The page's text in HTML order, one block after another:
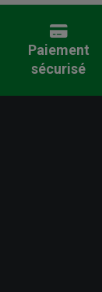
Paiement
sécurisé